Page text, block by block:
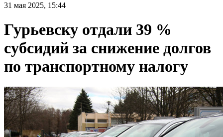
31 мая 2025, 15:44
Гурьевску отдали 39 %
субсидий за снижение долгов
по транспортному налогу